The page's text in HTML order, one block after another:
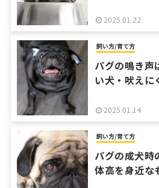
2025.01.22
飼い方/育て方
パグの鳴き声
い犬・吠えに
2025.01.14
飼い方/育て方
パグの成犬時
体高を身近な